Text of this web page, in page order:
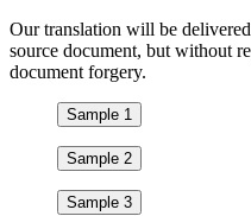
Our translation will be
source document, but without
document forgery.
Sample 1
Sample 2
Sample 3